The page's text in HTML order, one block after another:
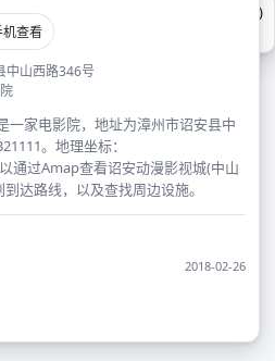
机查看
中山西路346号
一家电影院，地址为漳州市诏安县中
。地理坐标：
通过Amap查看诏安动漫影视城(中山
达路线，以及查找周边设施。
2018-02-26
诏安动漫影视城(中山公园店)